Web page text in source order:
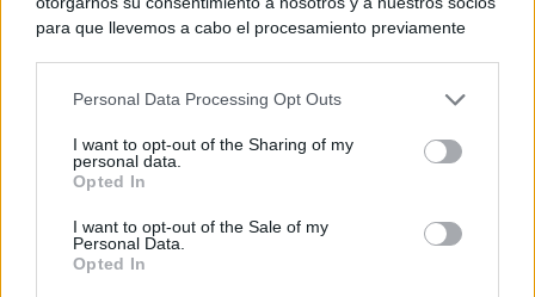
para que llevemos a cabo el procesamiento previamente
negar su consentimiento. Tenga en cuenta que algún
de su consentimiento, pero usted tiene el derecho de
rechazar tal procesamiento. Sus preferencias se aplicarán
cualquier momento entrando de nuevo en este sitio web o
visitando nuestra política de privacidad.
Personal Data Processing Opt Outs
I want to opt-out of the Sharing of my
personal data.
Opted In
I want to opt-out of the Sale of my
Personal Data.
Opted In